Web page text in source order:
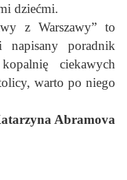
dziećmi.
z Warszawy” to
napisany poradnik
ciekawych
warto po niego
Abramova